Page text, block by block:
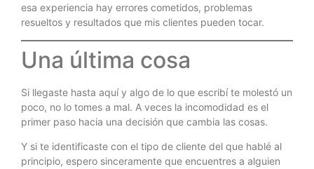
esa experiencia hay errores cometidos, problemas
resueltos y resultados que mis clientes pueden tocar.
Una última cosa
Si llegaste hasta aquí y algo de lo que escribí te molestó un
poco, no lo tomes a mal. A veces la incomodidad es el
primer paso hacia una decisión que cambia las cosas.
Y si te identificaste con el tipo de cliente del que hablé al
principio, espero sinceramente que encuentres a alguien